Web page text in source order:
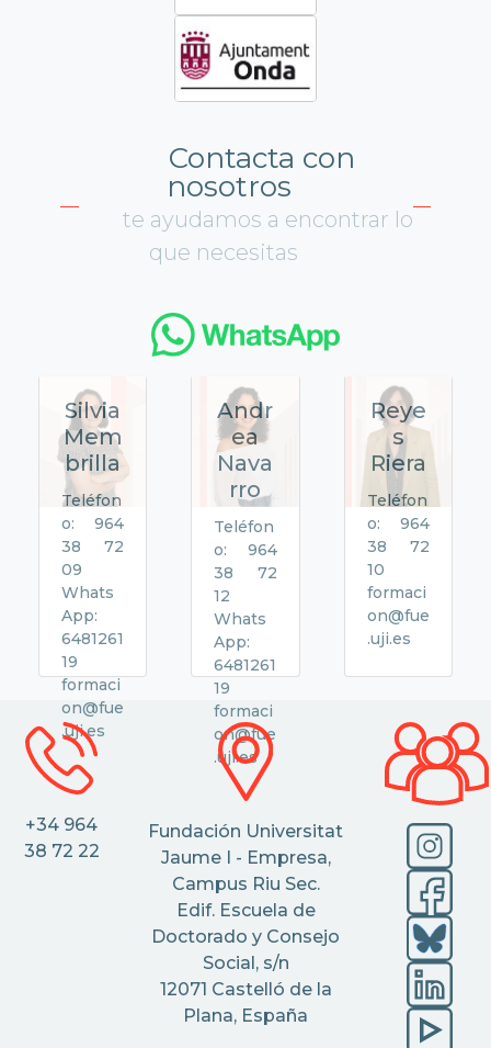
Contacta con
nosotros
te ayudamos a encontrar lo
que necesitas
Silvia
Mem
brilla
Teléfon
o: 964
38 72
09
Whats
App:
6481261
19
formaci
on@fue
.uji.es
Andr
ea
Nava
rro
Teléfon
o: 964
38 72
12
Whats
App:
6481261
19
formaci
on@fue
.uji.es
Reye
s
Riera
Teléfon
o: 964
38 72
10
formaci
on@fue
.uji.es
+34 964
38 72 22
Fundación Universitat
Jaume I - Empresa,
Campus Riu Sec.
Edif. Escuela de
Doctorado y Consejo
Social, s/n
12071 Castelló de la
Plana, España